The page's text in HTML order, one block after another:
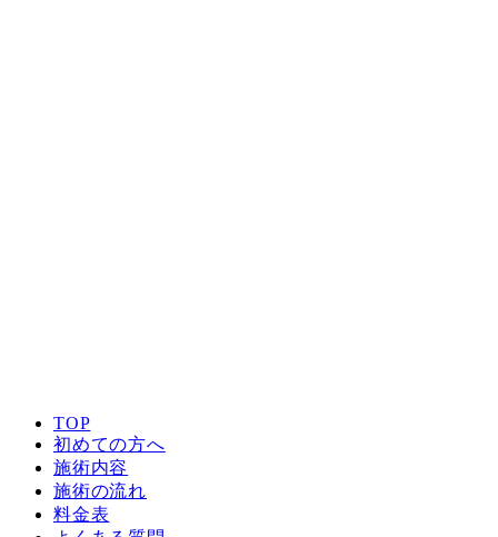
TOP
初めての方へ
施術内容
施術の流れ
料金表